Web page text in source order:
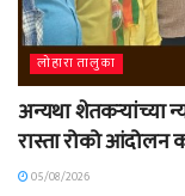
लोहारा तालुका
अन्यथा शेतकऱ्यांच्या
रास्ता रोको आंदोलन
05/08/2026